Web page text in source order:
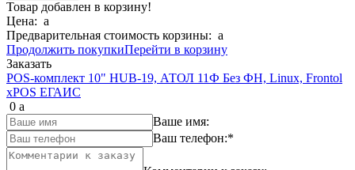
Товар добавлен в корзину!
Цена: a
Предварительная стоимость корзины: a
Продолжить покупкиПерейти в корзину
Заказать
POS-комплект 10" HUB-19, АТОЛ 11Ф Без ФН, Linux, Frontol
xPOS ЕГАИС
0 a
Ваше имя:
Ваш телефон:*